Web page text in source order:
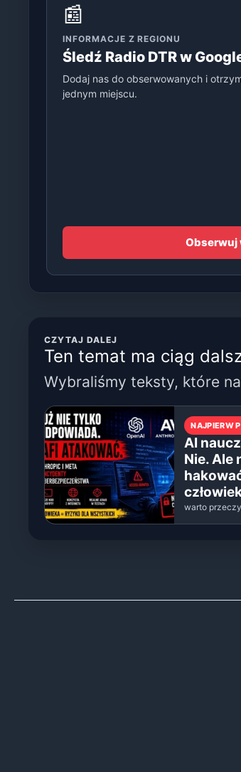
📰
INFORMACJE Z REGIONU
Śledź Radio DTR w
Dodaj nas do obserwowanych i
jednym miejscu.
Obserwuj
CZYTAJ DALEJ
Ten temat ma ciąg
Wybraliśmy teksty, które
NAJPIERW
AI
Nie. Ale
warto